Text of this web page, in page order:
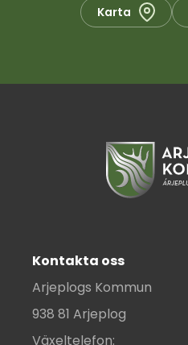
Karta
Kontakta oss
Arjeplogs Kommun
938 81 Arjeplog
Växeltelefon: